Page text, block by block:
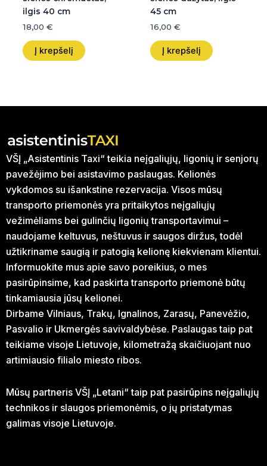
ilgis 40 cm
18,00 €
Į krepšelį
45 cm
16,00 €
Į krepšelį
VŠĮ „Asistentinis Taxi“ teikia neįgaliųjų, ligonių ir senjorų
pavežėjimo bei asistavimo paslaugas. Kelionės
vykdomos su išankstine rezervacija. Visos mūsų
transporto priemonės yra pritaikytos neįgaliųjų
vežimėliams bei gulinčių ligonių transportavimui –
naudojame keltuvus, neštuvus ir saugos diržus, todėl
užtikriname saugią ir patogią kelionę kiekvienam klientui.
Informuokite mus apie savo poreikius, o mes
pasirūpinsime, kad paskirta transporto priemonė būtų
tinkamiausia jūsų kelionei.
Dirbame Vilniaus, Trakų, Ignalinos, Zarasų, Panevėžio,
Pasvalio ir Ukmergės savivaldybėse. Paslaugas taip pat
teikiame visoje Lietuvoje, kilometražą skaičiuojant nuo
artimiausio filialo miesto ribos.
Mūsų partneris VŠĮ „Letani“ taip pat pasirūpins neįgaliųjų
technikos ir slaugos priemonėmis, o jų pristatymas
galimas visoje Lietuvoje.